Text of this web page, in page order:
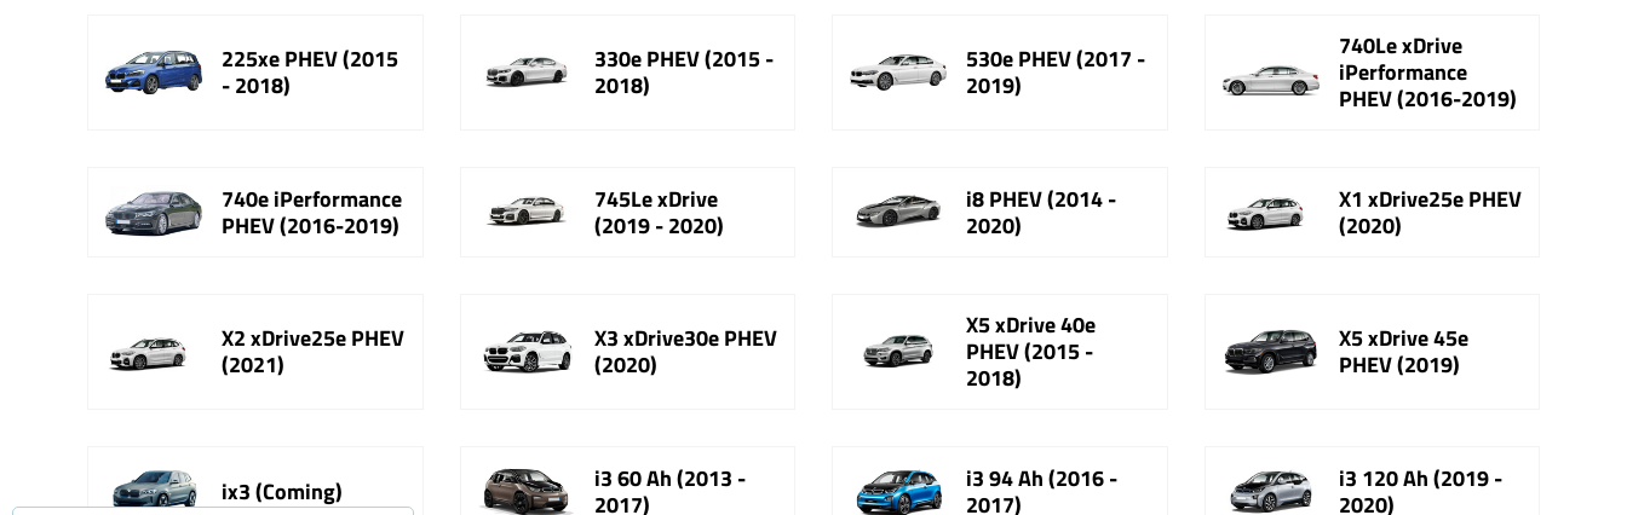
225xe PHEV (2015
- 2018)
330e PHEV (2015 -
2018)
530e PHEV (2017 -
2019)
740Le xDrive
iPerformance
PHEV (2016-2019)
740e iPerformance
PHEV (2016-2019)
745Le xDrive
(2019 - 2020)
i8 PHEV (2014 -
2020)
X1 xDrive25e PHEV
(2020)
X2 xDrive25e PHEV
(2021)
X3 xDrive30e PHEV
(2020)
X5 xDrive 40e
PHEV (2015 -
2018)
X5 xDrive 45e
PHEV (2019)
ix3 (Coming)
i3 60 Ah (2013 -
2017)
i3 94 Ah (2016 -
2017)
i3 120 Ah (2019 -
2020)